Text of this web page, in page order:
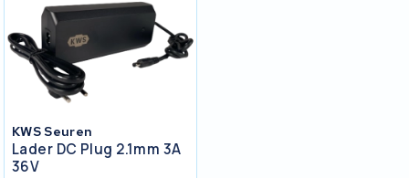
KWS Seuren
Lader DC Plug 2.1mm 3A
36V